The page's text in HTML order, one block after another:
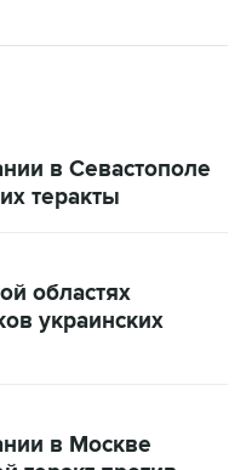
теракты
украинских
против